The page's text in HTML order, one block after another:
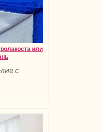
или
с